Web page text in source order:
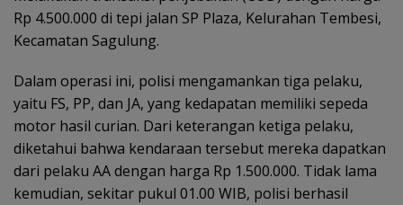
Rp 4.500.000 di tepi jalan SP Plaza, Kelurahan Tembesi,
Kecamatan Sagulung.
Dalam operasi ini, polisi mengamankan tiga pelaku,
yaitu FS, PP, dan JA, yang kedapatan memiliki sepeda
motor hasil curian. Dari keterangan ketiga pelaku,
diketahui bahwa kendaraan tersebut mereka dapatkan
dari pelaku AA dengan harga Rp 1.500.000. Tidak lama
kemudian, sekitar pukul 01.00 WIB, polisi berhasil